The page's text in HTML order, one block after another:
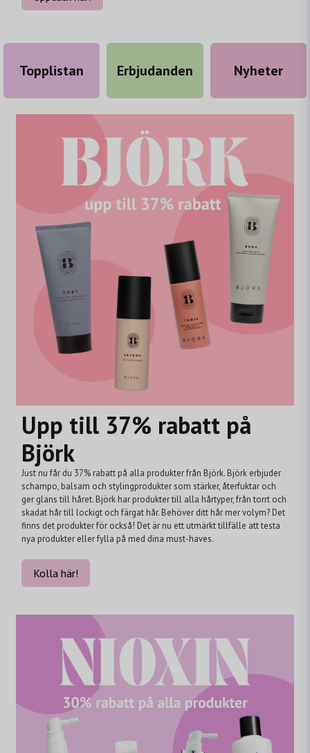
Topplistan Erbjudanden Nyheter
Upp till 37% rabatt på
Björk
Just nu får du 37% rabatt på alla produkter från Björk. Björk erbjuder
schampo, balsam och stylingprodukter som stärker, återfuktar och
ger glans till håret. Björk har produkter till alla hårtyper, från torrt och
skadat hår till lockigt och färgat hår. Behöver ditt hår mer volym? Det
finns det produkter för också! Det är nu ett utmärkt tillfälle att testa
nya produkter eller fylla på med dina must-haves.
Kolla här!